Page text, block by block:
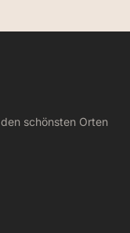
schönsten Orten